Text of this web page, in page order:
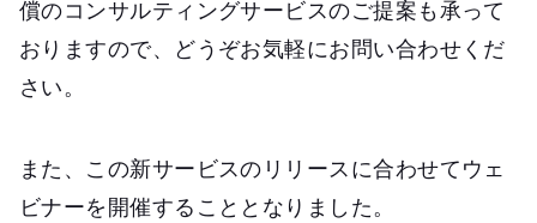
償のコンサルティングサービスのご提案も承って
おりますので、どうぞお気軽にお問い合わせくだ
さい。
また、この新サービスのリリースに合わせてウェ
ビナーを開催することとなりました。